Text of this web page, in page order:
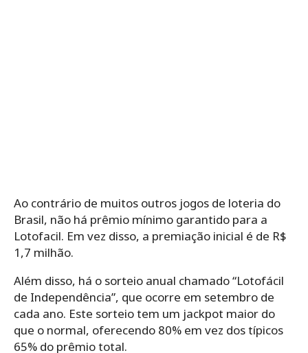
Ao contrário de muitos outros jogos de loteria do
Brasil, não há prêmio mínimo garantido para a
Lotofacil. Em vez disso, a premiação inicial é de R$
1,7 milhão.
Além disso, há o sorteio anual chamado “Lotofácil
de Independência”, que ocorre em setembro de
cada ano. Este sorteio tem um jackpot maior do
que o normal, oferecendo 80% em vez dos típicos
65% do prêmio total.